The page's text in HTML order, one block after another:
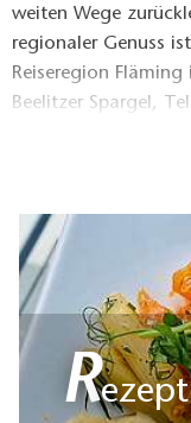
weiten Wege
regionaler Genuss
Reiseregion
Beelitzer Spargel,
der Produkte und
der Fläminger
R